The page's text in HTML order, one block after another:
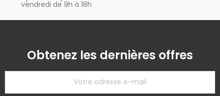
vendredi de 9h à 18h
Obtenez les dernières offres